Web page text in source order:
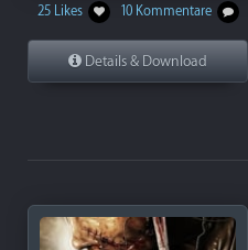
25 Likes 10 Kommentare
Details & Download